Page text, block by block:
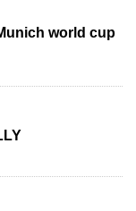
world cup